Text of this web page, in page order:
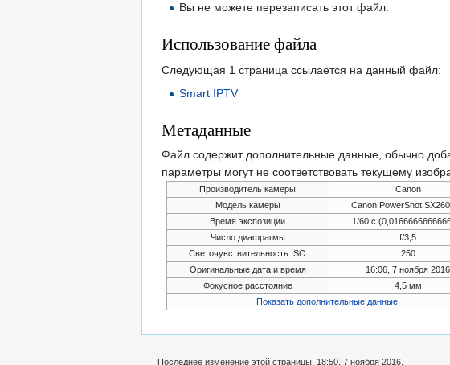
Вы не можете перезаписать этот файл.
Использование файла
Следующая 1 страница ссылается на данный файл:
Smart IPTV
Метаданные
Файл содержит дополнительные данные, обычно
параметры могут не соответствовать текущему
Производитель камеры
Canon
Модель камеры
Canon PowerShot
Время экспозиции
1/60 с
Число диафрагмы
f/3,5
Светочувствительность ISO
250
Оригинальные дата и время
16:06, 7 ноября 2016
Фокусное расстояние
4,5 мм
Показать дополнительные данные
Последнее изменение этой страницы: 18:50, 7 ноября 2016.